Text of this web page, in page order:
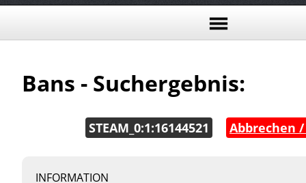
Bans - Suchergebnis:
STEAM_0:1:16144521 Abbrechen
INFORMATION